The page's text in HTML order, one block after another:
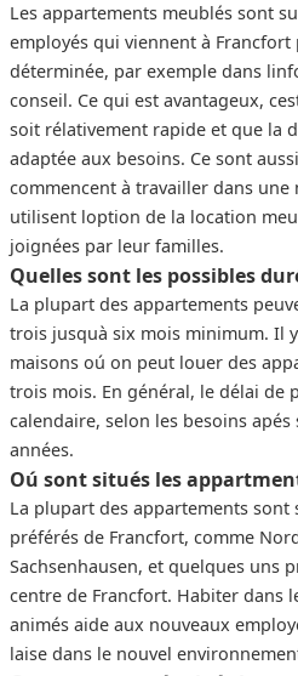
Les appartements meublés sont
employés qui viennent à
déterminée, par exemple dans
conseil. Ce qui est avantageux,
soit rélativement rapide et que la
adaptée aux besoins. Ce sont
commencent à travailler dans
utilisent loption de la location
joignées par leur familles.
Quelles sont les possibles
La plupart des appartements
trois jusquà six mois minimum. Il
maisons oú on peut louer des
trois mois. En général, le délai de
calendaire, selon les besoins
années.
Oú sont situés les
La plupart des appartements sont
préférés de Francfort, comme
Sachsenhausen, et quelques uns
centre de Francfort. Habiter dans
animés aide aux nouveaux
laise dans le nouvel